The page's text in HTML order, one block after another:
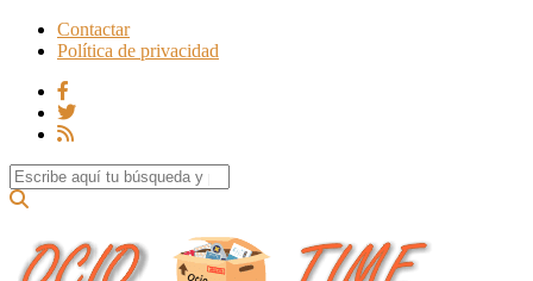
Contactar
Política de privacidad
Search for: